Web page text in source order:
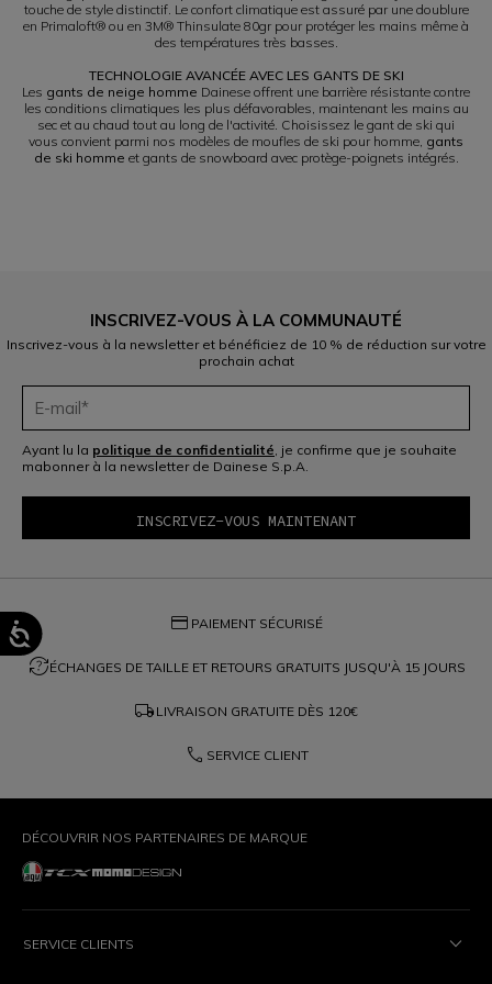
touche de style distinctif. Le confort climatique est assuré par une doublure
en Primaloft® ou en 3M® Thinsulate 80gr pour protéger les mains même à
des températures très basses.
TECHNOLOGIE AVANCÉE AVEC LES GANTS DE SKI
Les gants de neige homme Dainese offrent une barrière résistante contre
les conditions climatiques les plus défavorables, maintenant les mains au
sec et au chaud tout au long de l'activité. Choisissez le gant de ski qui
vous convient parmi nos modèles de moufles de ski pour homme, gants
de ski homme et gants de snowboard avec protège-poignets intégrés.
INSCRIVEZ-VOUS À LA COMMUNAUTÉ
Inscrivez-vous à la newsletter et bénéficiez de 10 % de réduction sur votre
prochain achat
Ayant lu la politique de confidentialité, je confirme que je souhaite
mabonner à la newsletter de Dainese S.p.A.
credit_card PAIEMENT SÉCURISÉ
question_exchangeÉCHANGES DE TAILLE ET RETOURS GRATUITS JUSQU'À 15 JOURS
local_shipping LIVRAISON GRATUITE DÈS 120€
phone SERVICE CLIENT
DÉCOUVRIR NOS PARTENAIRES DE MARQUE
SERVICE CLIENTS